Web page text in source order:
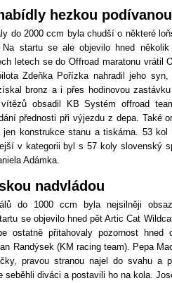
hezkou podívanou
do 2000 ccm byla chudší o některé
Na startu se ale objevilo hned
letech se do Offroad maratonu
Zdeňka Pořízka nahradil jeho
bronz a i přes hodinovou
vítězů obsadil KB Systém offroad
přednosti při výjezdu z depa. Také
jen konstrukce stanu a tiskárna. 53
v kategorii byl s 57 koly slovenský
Adámka.
nadvládou
do 1000 ccm byla nejsilněji
se objevilo hned pět Artic Cat
ostatně přitahovaly pozornost
Randýsek (KM racing team). Pepa
pravou stranou najel do svahu a
seběhli diváci a postavili ho na kola.